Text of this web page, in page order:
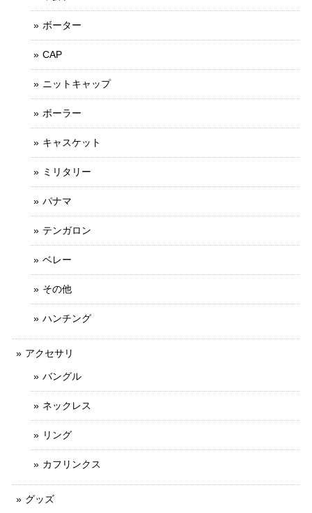
ボーター
CAP
ニットキャップ
ボーラー
キャスケット
ミリタリー
パナマ
テンガロン
ベレー
その他
ハンチング
アクセサリ
バングル
ネックレス
リング
カフリンクス
グッズ